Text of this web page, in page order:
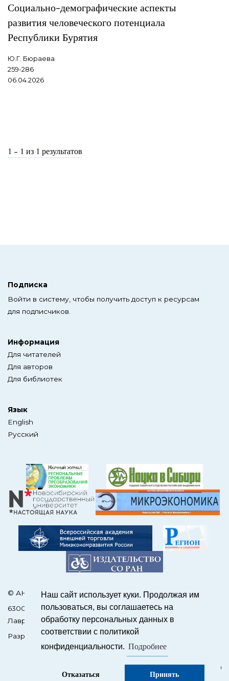
Наш сайт использует куки. Продолжая им
пользоваться, вы соглашаетесь на
обработку персональных данных в
соответствии с политикой
конфиденциальности. Подробнее
Отказаться Принять
Социально-демографические аспекты
развития человеческого потенциала
Республики Бурятия
Ю.Г. Бюраева
259-286
06.04.2026
1 - 1 из 1 результатов
Подписка
Войти в систему, чтобы получить доступ к ресурсам
для подписчиков.
Информация
Для читателей
Для авторов
Для библиотек
Язык
English
Русский
© АНО Редакция журнала «ЭКО»
630090, Россия, Новосибирск, пр. Академика
Лаврентьева, 17
Разработка сайтов на OJS –SCIENCEJOUR.RU